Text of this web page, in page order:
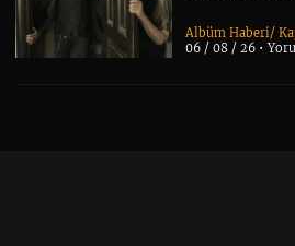
Albüm Haberi/
06 / 08 / 26 •